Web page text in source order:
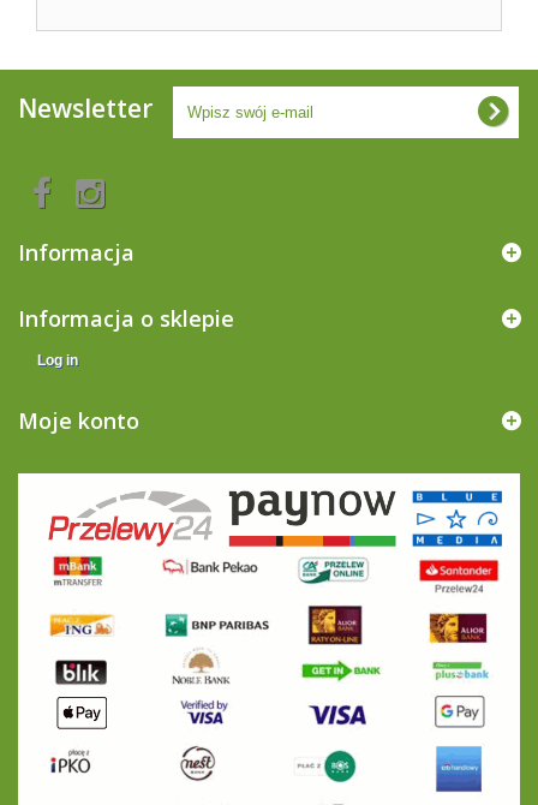
Newsletter
Informacja
Informacja o sklepie
Log in
Moje konto